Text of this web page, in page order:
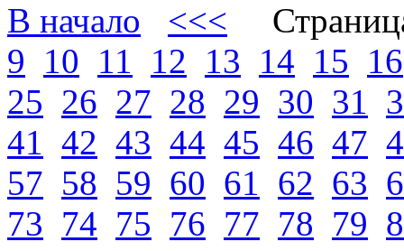
В начало <<<
9 10 11 12 13 14 15 16
25 26 27 28 29 30 31
41 42 43 44 45 46 47
57 58 59 60 61 62 63
73 74 75 76 77 78 79